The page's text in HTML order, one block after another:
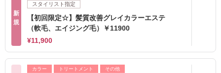
新
規
スタイリスト指定
【初回限定☆】髪質改善グレイカラーエステ
（軟毛、エイジング毛）￥11900
¥11,900
カラー トリートメント その他